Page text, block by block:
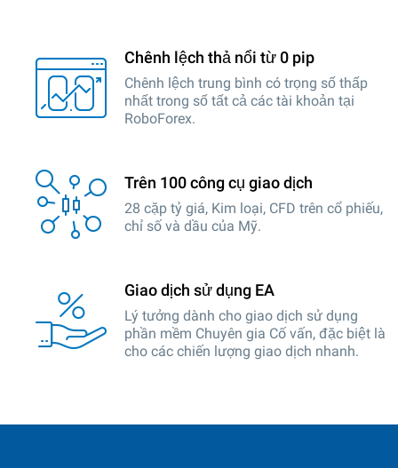
Chênh lệch thả nổi từ 0 pip
Chênh lệch trung bình có trọng số thấp
nhất trong số tất cả các tài khoản tại
RoboForex.
Trên 100 công cụ giao dịch
28 cặp tỷ giá, Kim loại, CFD trên cổ phiếu,
chỉ số và dầu của Mỹ.
Giao dịch sử dụng EA
Lý tưởng dành cho giao dịch sử dụng
phần mềm Chuyên gia Cố vấn, đặc biệt là
cho các chiến lượng giao dịch nhanh.